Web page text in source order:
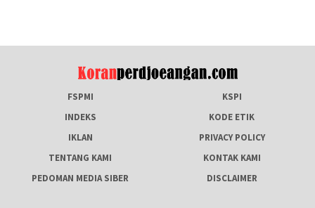
FSPMI
KSPI
INDEKS
KODE ETIK
IKLAN
PRIVACY POLICY
TENTANG KAMI
KONTAK KAMI
PEDOMAN MEDIA SIBER
DISCLAIMER